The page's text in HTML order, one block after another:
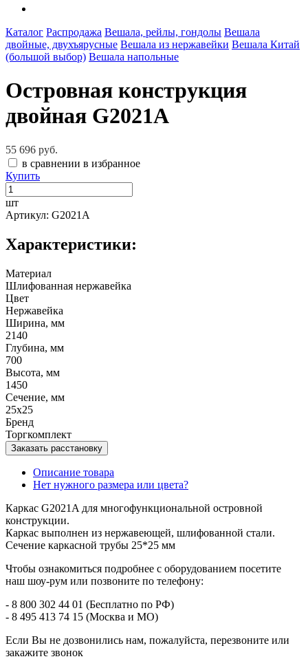
Каталог Распродажа Вешала, рейлы, гондолы Вешала
двойные, двухъярусные Вешала из нержавейки Вешала Китай
(большой выбор) Вешала напольные
Островная конструкция
двойная G2021A
55 696 руб.
в сравнении в избранное
Купить
шт
Артикул: G2021A
Характеристики:
Материал
Шлифованная нержавейка
Цвет
Нержавейка
Ширина, мм
2140
Глубина, мм
700
Высота, мм
1450
Сечение, мм
25х25
Бренд
Торгкомплект
Заказать расстановку
Описание товара
Нет нужного размера или цвета?
Каркас G2021A для многофункциональной островной
конструкции.
Каркас выполнен из нержавеющей, шлифованной стали.
Сечение каркасной трубы 25*25 мм
Чтобы ознакомиться подробнее с оборудованием посетите
наш шоу-рум или позвоните по телефону:
- 8 800 302 44 01 (Бесплатно по РФ)
- 8 495 413 74 15 (Москва и МО)
Если Вы не дозвонились нам, пожалуйста, перезвоните или
закажите звонок